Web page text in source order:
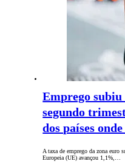
Emprego subiu
segundo
dos países
A taxa de emprego da zona euro
Europeia (UE) avançou 1,1%,…